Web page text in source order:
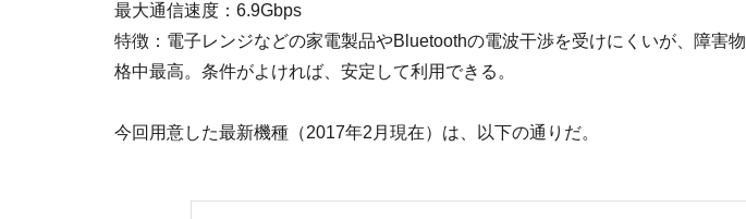
最大通信速度：6.9Gbps
特徴：電子レンジなどの家電製品やBluetoothの電波干渉を受けにくいが、障害
格中最高。条件がよければ、安定して利用できる。
今回用意した最新機種（2017年2月現在）は、以下の通りだ。